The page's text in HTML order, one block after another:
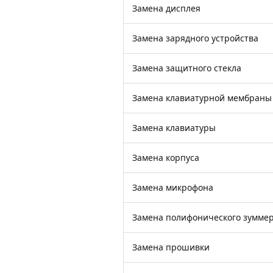
Замена дисплея
Замена зарядного устройства
Замена защитного стекла
Замена клавиатурной мембраны
Замена клавиатуры
Замена корпуса
Замена микрофона
Замена полифонического
Замена прошивки